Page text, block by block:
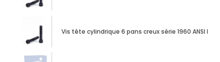
Vis tête cylindrique 6 pans creux série 1960 ANSI